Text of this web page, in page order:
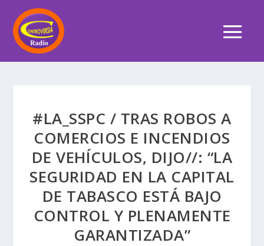
#LA_SSPC / TRAS ROBOS A
COMERCIOS E INCENDIOS
DE VEHÍCULOS, DIJO//: “LA
SEGURIDAD EN LA CAPITAL
DE TABASCO ESTÁ BAJO
CONTROL Y PLENAMENTE
GARANTIZADA”